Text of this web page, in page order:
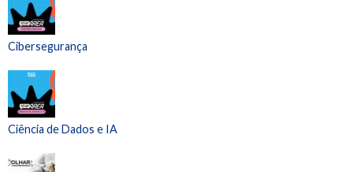
Cibersegurança
Ciência de Dados e IA